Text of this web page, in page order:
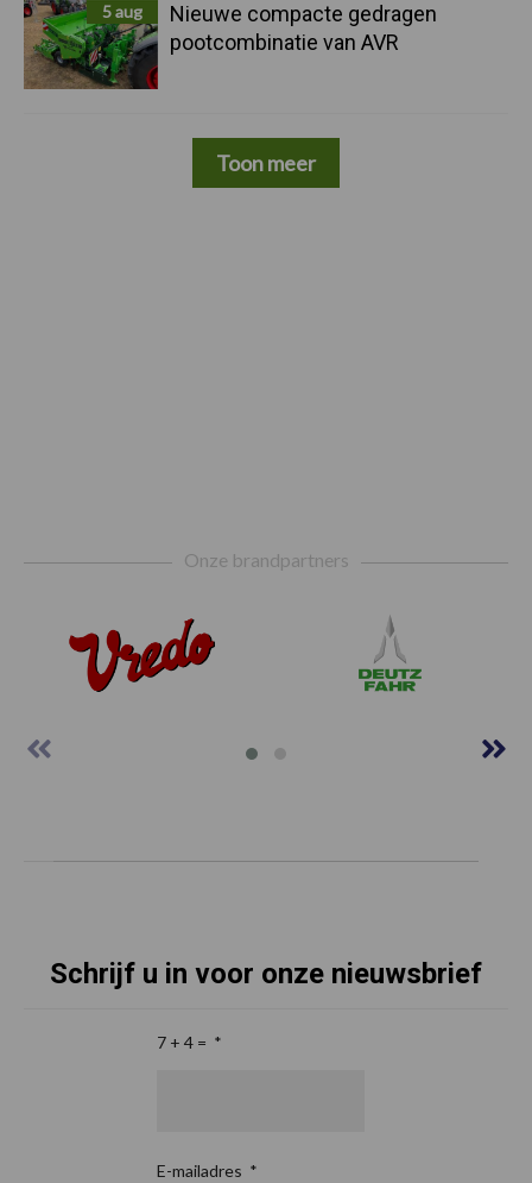
5 aug
Nieuwe compacte gedragen
pootcombinatie van AVR
Toon meer
Onze brandpartners
Schrijf u in voor onze nieuwsbrief
7 + 4 = *
E-mailadres *